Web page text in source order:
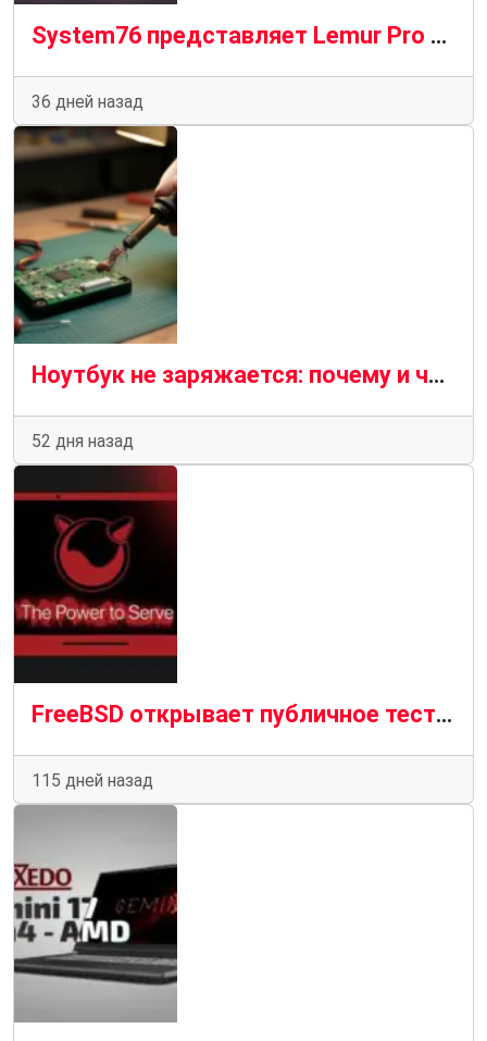
System76 представляет Lemur Pro 2026 с 18-часовым временем автономной работы и Wi-Fi 7
36 дней назад
Ноутбук не заряжается: почему и что делать — пошаговая диагностика
52 дня назад
FreeBSD открывает публичное тестирование поддержки ноутбуков
115 дней назад